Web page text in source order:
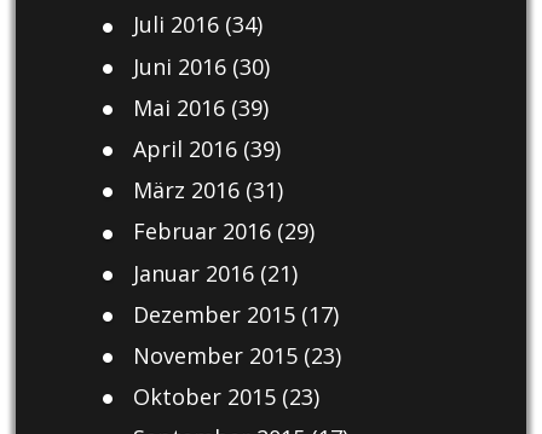
Juli 2016(34)
Juni 2016(30)
Mai 2016(39)
April 2016(39)
März 2016(31)
Februar 2016(29)
Januar 2016(21)
Dezember 2015(17)
November 2015(23)
Oktober 2015(23)